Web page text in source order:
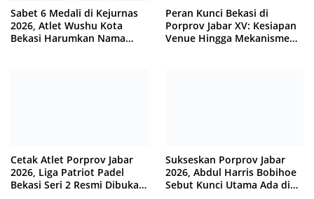
Sabet 6 Medali di Kejurnas
2026, Atlet Wushu Kota
Bekasi Harumkan Nama
Peran Kunci Bekasi di
Porprov Jabar XV: Kesiapan
Venue Hingga Mekanisme
Cetak Atlet Porprov Jabar
2026, Liga Patriot Padel
Bekasi Seri 2 Resmi Dibuka
Sukseskan Porprov Jabar
2026, Abdul Harris Bobihoe
Sebut Kunci Utama Ada di